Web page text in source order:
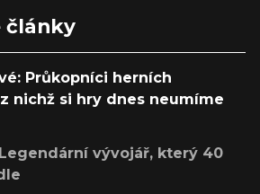
články
Průkopníci herních
nichž si hry dnes neumíme
vývojář, který 40